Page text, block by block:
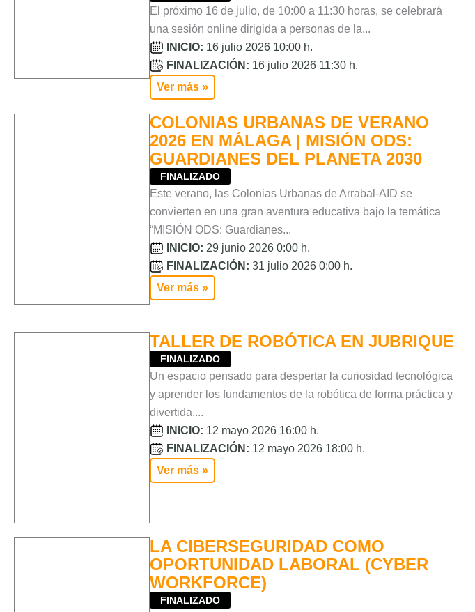
El próximo 16 de julio, de 10:00 a 11:30 horas, se celebrará
una sesión online dirigida a personas de la...
INICIO: 16 julio 2026 10:00 h.
FINALIZACIÓN: 16 julio 2026 11:30 h.
Ver más »
COLONIAS URBANAS DE VERANO
2026 EN MÁLAGA | MISIÓN ODS:
GUARDIANES DEL PLANETA 2030
FINALIZADO
Este verano, las Colonias Urbanas de Arrabal-AID se
convierten en una gran aventura educativa bajo la temática
“MISIÓN ODS: Guardianes...
INICIO: 29 junio 2026 0:00 h.
FINALIZACIÓN: 31 julio 2026 0:00 h.
Ver más »
TALLER DE ROBÓTICA EN JUBRIQUE
FINALIZADO
Un espacio pensado para despertar la curiosidad tecnológica
y aprender los fundamentos de la robótica de forma práctica y
divertida....
INICIO: 12 mayo 2026 16:00 h.
FINALIZACIÓN: 12 mayo 2026 18:00 h.
Ver más »
LA CIBERSEGURIDAD COMO
OPORTUNIDAD LABORAL (CYBER
WORKFORCE)
FINALIZADO